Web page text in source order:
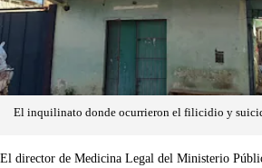
El inquilinato donde ocurrieron el filicidio y
El director de Medicina Legal del Ministerio